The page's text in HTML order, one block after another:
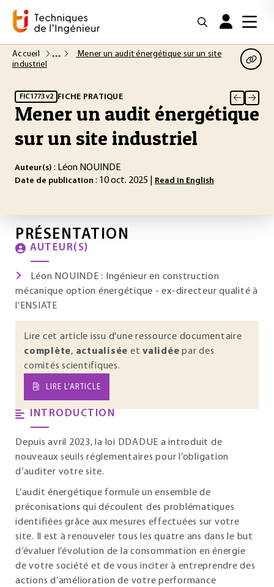
Accueil
Mener un audit énergétique sur un site
industriel
FIC1773 v2 FICHE PRATIQUE
Mener un audit énergétique
sur un site industriel
Auteur(s) : Léon NOUINDE
Date de publication : 10 oct. 2025 | Read in English
PRÉSENTATION
AUTEUR(S)
Léon NOUINDE : Ingénieur en construction
mécanique option énergétique - ex-directeur qualité à
l’ENSIATE
Lire cet article issu d'une ressource documentaire
complète, actualisée et validée par des
comités scientifiques.
LIRE L’ARTICLE
INTRODUCTION
Depuis avril 2023, la loi DDADUE a introduit de
nouveaux seuils réglementaires pour l’obligation
d’auditer votre site.
L’audit énergétique formule un ensemble de
préconisations qui découlent des problématiques
identifiées grâce aux mesures effectuées sur votre
site. Il est à renouveler tous les quatre ans dans le but
d’évaluer l’évolution de la consommation en énergie
de votre société et de vous inciter à entreprendre des
actions d’amélioration de votre performance